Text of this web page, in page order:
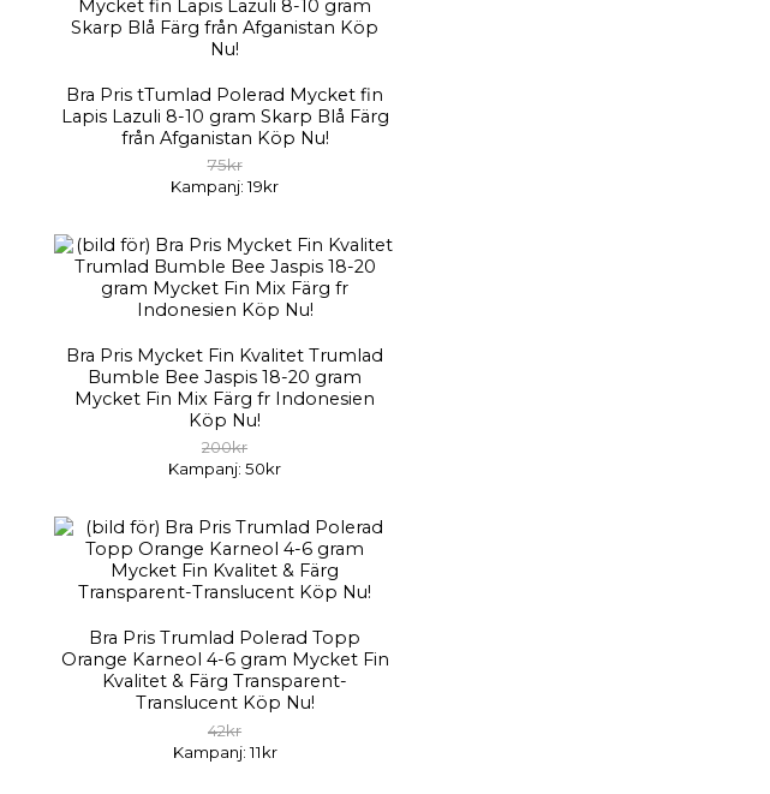
Bra Pris tTumlad Polerad Mycket fin
Lapis Lazuli 8-10 gram Skarp Blå Färg
från Afganistan Köp Nu!
75kr
Kampanj: 19kr
Bra Pris Mycket Fin Kvalitet Trumlad
Bumble Bee Jaspis 18-20 gram
Mycket Fin Mix Färg fr Indonesien
Köp Nu!
200kr
Kampanj: 50kr
Bra Pris Trumlad Polerad Topp
Orange Karneol 4-6 gram Mycket Fin
Kvalitet & Färg Transparent-
Translucent Köp Nu!
42kr
Kampanj: 11kr